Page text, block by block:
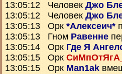
13:05:12 Человек Джо
13:05:12 Человек Джо
13:05:13 Орк *Алексеич*
13:05:13 Гном Равенне
13:05:14 Орк Где Я
13:05:15 Орк
13:05:15 Орк Man1ak